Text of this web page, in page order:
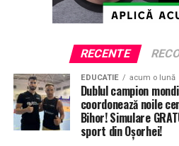
RECENTE
EDUCATIE acum o lună
Dublul campion
coordonează noile
Bihor! Simulare
sport din Oșorhei!